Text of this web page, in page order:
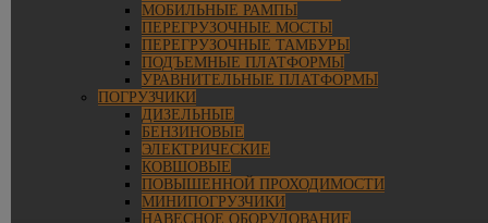
МОБИЛЬНЫЕ РАМПЫ
ПЕРЕГРУЗОЧНЫЕ МОСТЫ
ПЕРЕГРУЗОЧНЫЕ ТАМБУРЫ
ПОДЪЕМНЫЕ ПЛАТФОРМЫ
УРАВНИТЕЛЬНЫЕ ПЛАТФОРМЫ
ПОГРУЗЧИКИ
ДИЗЕЛЬНЫЕ
БЕНЗИНОВЫЕ
ЭЛЕКТРИЧЕСКИЕ
КОВШОВЫЕ
ПОВЫШЕННОЙ ПРОХОДИМОСТИ
МИНИПОГРУЗЧИКИ
НАВЕСНОЕ ОБОРУДОВАНИЕ